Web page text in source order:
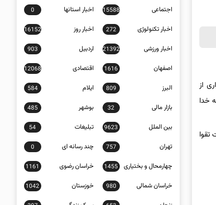
از
خدا
تقوا
اجتماعی 15588 اخبار استانها 0
اخبار تکنولوژی 272 اخبار روز 16152
اخبار ورزشی 21392 اردبیل 903
اصفهان 1616 اقتصادی 12068
البرز 809 ایلام 584
بازار مالی 32 بوشهر 485
بین الملل 9623 تبلیغات 54
تهران 757 چند رسانه ای 0
چهارمحال و بختیاری 1455 خراسان رضوی 1161
خراسان شمالی 980 خوزستان 1042